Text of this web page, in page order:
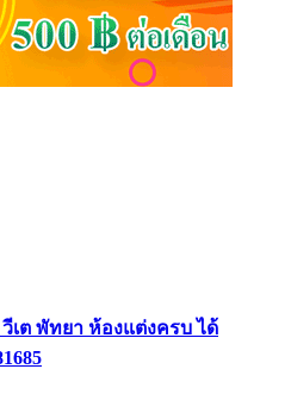
เต พัทยา ห้องแต่งครบ ได้